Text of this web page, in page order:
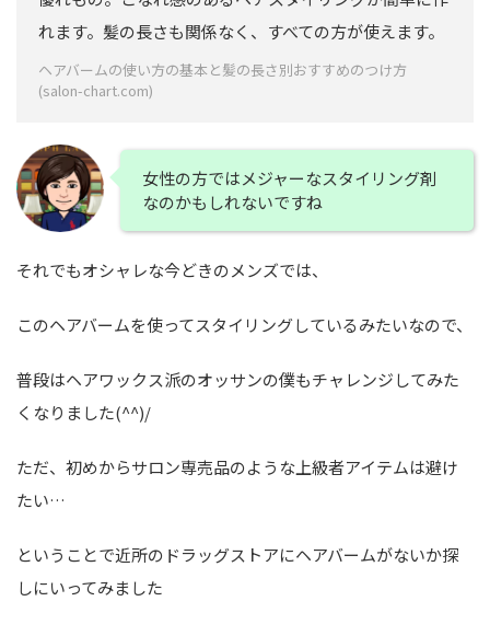
れます。髪の長さも関係なく、すべての方が使えます。
ヘアバームの使い方の基本と髪の長さ別おすすめのつけ方
(salon-chart.com)
女性の方ではメジャーなスタイリング剤
なのかもしれないですね
それでもオシャレな今どきのメンズでは、
このヘアバームを使ってスタイリングしているみたいなので、
普段はヘアワックス派のオッサンの僕もチャレンジしてみた
くなりました(^^)/
ただ、初めからサロン専売品のような上級者アイテムは避け
たい…
ということで近所のドラッグストアにヘアバームがないか探
しにいってみました